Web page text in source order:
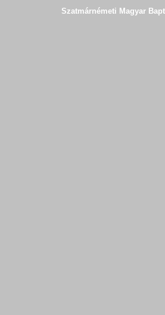
Szatmárnémeti Magyar